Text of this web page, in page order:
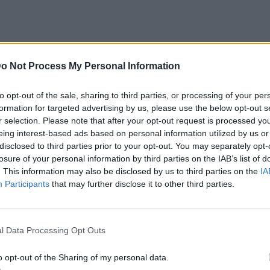
Not Process My Personal Information
opt-out of the sale, sharing to third parties, or processing of your
for targeted advertising by us, please use the below opt-out
selection. Please note that after your opt-out request is processed
interest-based ads based on personal information utilized by us
to third parties prior to your opt-out. You may separately
of your personal information by third parties on the IAB’s list of
This information may also be disclosed by us to third parties on the
Participants that may further disclose it to other third parties.
Data Processing Opt Outs
opt-out of the Sharing of my personal data.
του Θεάτρου Τέχνης- Κάρολος
με τη συγγραφή θεατρικών κειμένων,
άλλα να ξαναγράψει την
να χρησιμοποιήσει ούτε μια φράση από
δεύτερη ταινία του Έιντριαν Λιν, με τον
από την ακρότητα του θέματος
είδα την ταινία του Κιούμπρικ.
μπορεί να παρασταθεί στη σκηνή